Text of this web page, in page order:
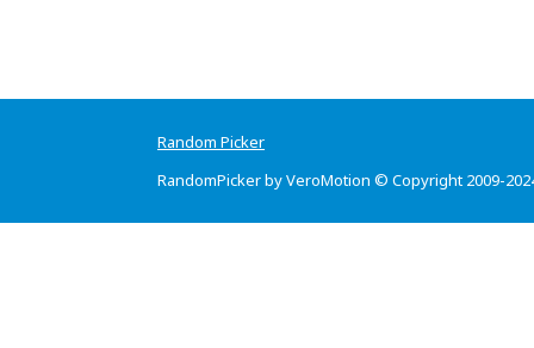
Random Picker
RandomPicker by VeroMotion © Copyright 2009-